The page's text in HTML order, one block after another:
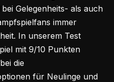
Gelegenheits- als auch
immer
In unserem Test
mit 9/10 Punkten
die
für Neulinge und